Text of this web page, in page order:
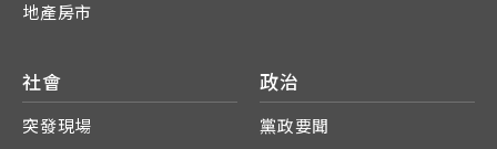
地產房市
社會
突發現場
政治
黨政要聞